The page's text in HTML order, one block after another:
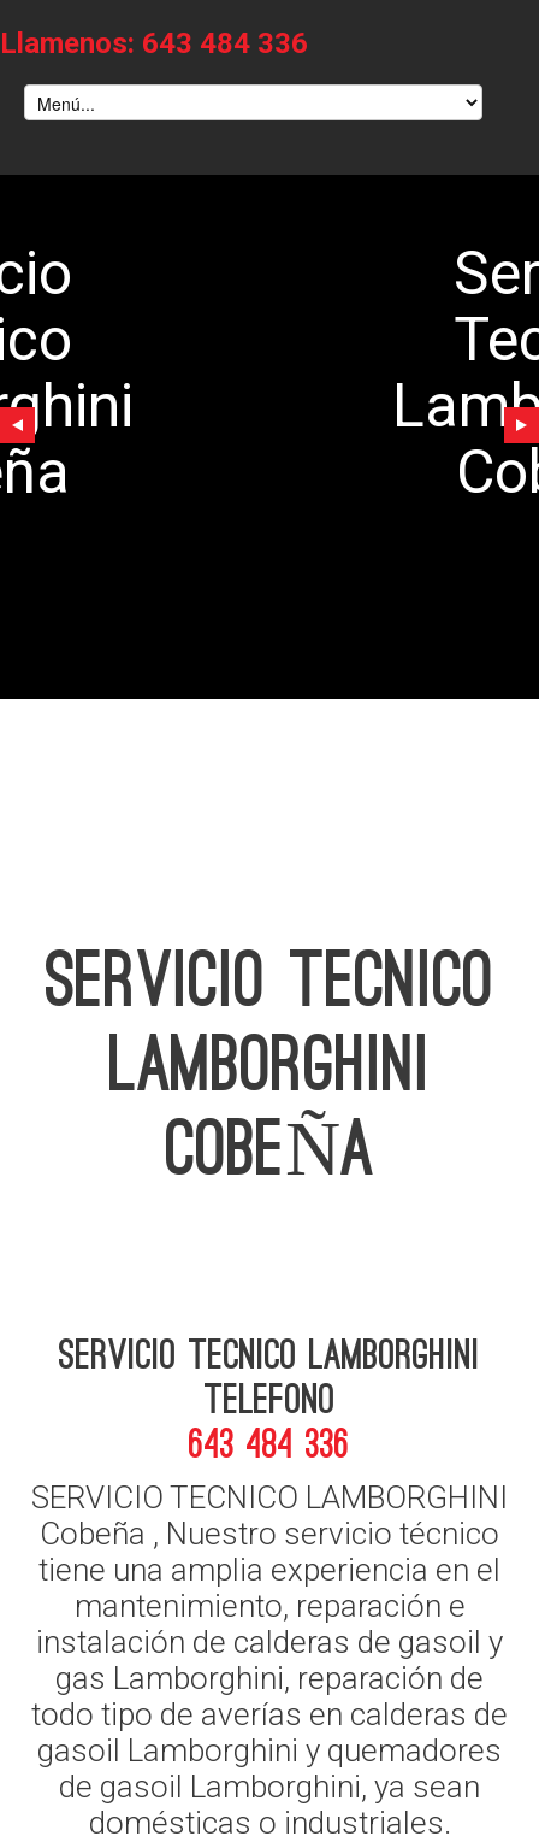
Llamenos: 643 484 336
Lamborghini
SERVICIO TECNICO
LAMBORGHINI
COBEÑA
Servicio Tecnico Lamborghini
telefono
643 484 336
SERVICIO TECNICO LAMBORGHINI
Cobeña , Nuestro servicio técnico
tiene una amplia experiencia en el
mantenimiento, reparación e
instalación de calderas de gasoil y
gas Lamborghini, reparación de
todo tipo de averías en calderas de
gasoil Lamborghini y quemadores
de gasoil Lamborghini, ya sean
domésticas o industriales.